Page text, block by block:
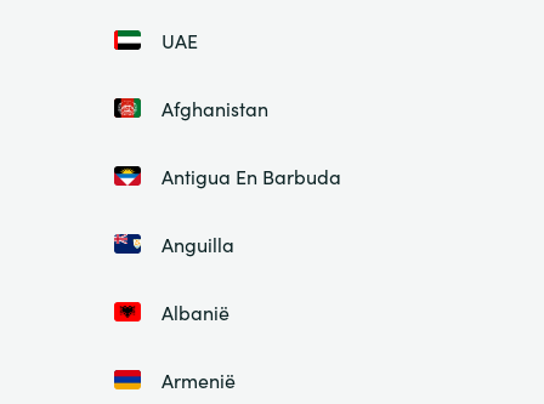
UAE
Afghanistan
Antigua En Barbuda
Anguilla
Albanië
Armenië